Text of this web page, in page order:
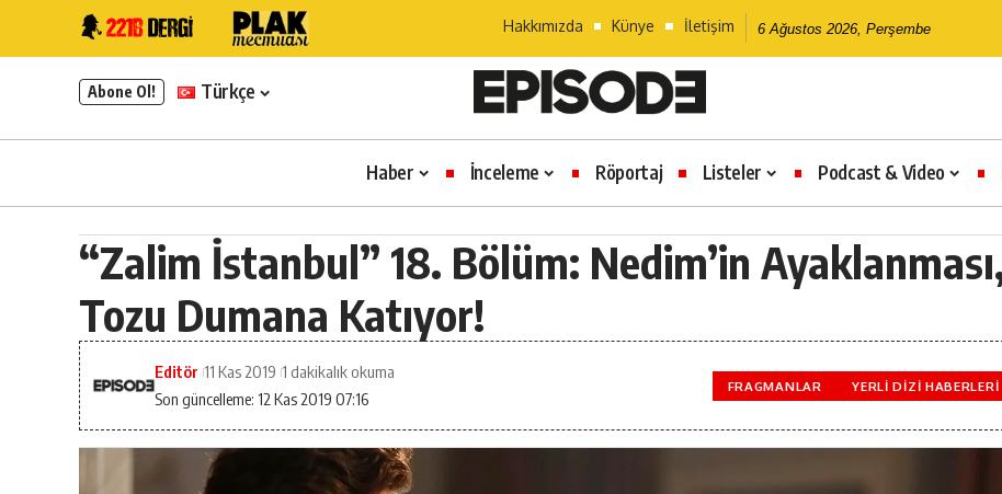
Hakkımızda Künye İletişim 6 Ağustos 2026, Perşembe
Abone Ol! Türkçe
Haber İnceleme Röportaj Listeler Podcast & Video
“Zalim İstanbul” 18. Bölüm: Nedim’in
Tozu Dumana Katıyor!
Son güncelleme: 12 Kas 2019 07:16
Editör 11 Kas 2019 1 dakikalık okuma
FRAGMANLAR YERLI DIZI HABERLERI